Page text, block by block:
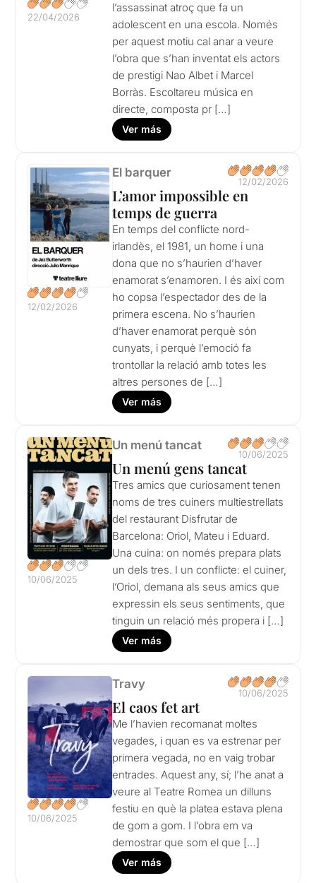
22/04/2026
l’assassinat atroç que fa un
adolescent en una escola. Només
per aquest motiu cal anar a veure
l’obra que s’han inventat els actors
de prestigi Nao Albet i Marcel
Borràs. Escoltareu música en
directe, composta pr […]
Ver más
12/02/2026
El barquer
12/02/2026
L’amor impossible en
temps de guerra
En temps del conflicte nord-
irlandès, el 1981, un home i una
dona que no s’haurien d’haver
enamorat s’enamoren. I és així com
ho copsa l’espectador des de la
primera escena. No s’haurien
d’haver enamorat perquè són
cunyats, i perquè l’emoció fa
trontollar la relació amb totes les
altres persones de […]
Ver más
10/06/2025
Un menú tancat
10/06/2025
Un menú gens tancat
Tres amics que curiosament tenen
noms de tres cuiners multiestrellats
del restaurant Disfrutar de
Barcelona: Oriol, Mateu i Eduard.
Una cuina: on només prepara plats
un dels tres. I un conflicte: el cuiner,
l’Oriol, demana als seus amics que
expressin els seus sentiments, que
tinguin un relació més propera i […]
Ver más
10/06/2025
Travy
10/06/2025
El caos fet art
Me l’havien recomanat moltes
vegades, i quan es va estrenar per
primera vegada, no en vaig trobar
entrades. Aquest any, sí; l’he anat a
veure al Teatre Romea un dilluns
festiu en què la platea estava plena
de gom a gom. I l’obra em va
demostrar que som el que […]
Ver más